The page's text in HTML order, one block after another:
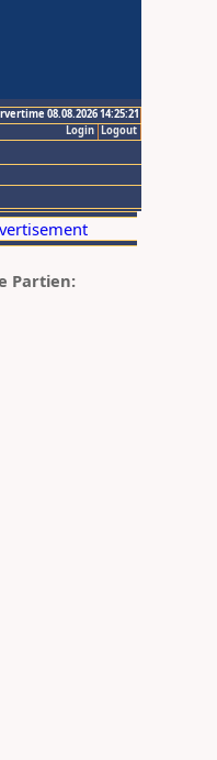
08.08.2026 14:25:21
Logout
Login
Partien: